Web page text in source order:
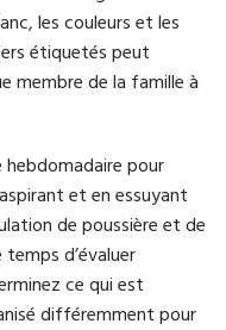
les couleurs et les
étiquetés peut
membre de la famille à
pour
et en essuyant
de poussière et de
d’évaluer
ce qui est
différemment pour